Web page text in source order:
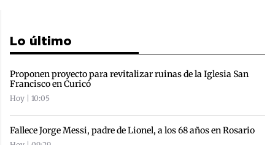
Lo último
Proponen proyecto para revitalizar ruinas de la Iglesia San
Francisco en Curicó
Hoy | 10:05
Fallece Jorge Messi, padre de Lionel, a los 68 años en Rosario